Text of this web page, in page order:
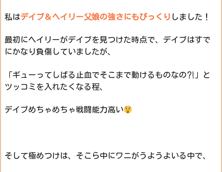
私はデイブ＆ヘイリー父娘の強さにもびっくり しました！
最初にヘイリーがデイブを見つけた時点で、デイブはすで
にかなり負傷していましたが、
「ギューってしばる止血でそこまで動けるものなの⁈」と
ツッコミを入れたくなる程、
デイブめちゃめちゃ戦闘能力高い
そして極めつけは、そこら中にワニがうようよいる中で、